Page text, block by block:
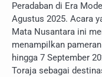
Peradaban di Era
Agustus 2025. Acara
Mata Nusantara ini
menampilkan
hingga 7 September
Toraja sebagai